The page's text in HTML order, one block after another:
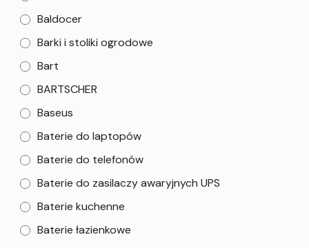
Baldocer
Barki i stoliki ogrodowe
Bart
BARTSCHER
Baseus
Baterie do laptopów
Baterie do telefonów
Baterie do zasilaczy awaryjnych UPS
Baterie kuchenne
Baterie łazienkowe